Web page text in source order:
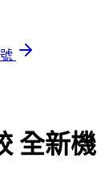
全新機